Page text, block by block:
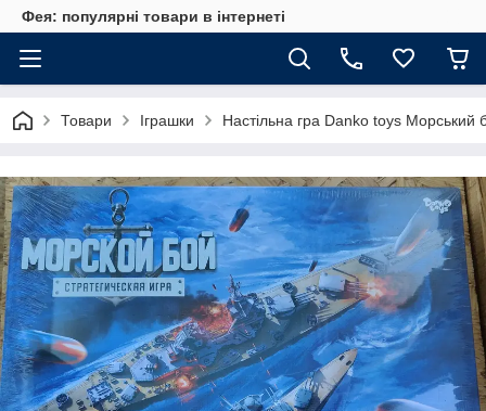
Фея: популярні товари в інтернеті
Товари Іграшки Настільна гра Danko toys Морський